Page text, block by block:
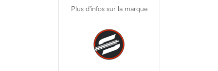
Plus d'infos sur la marque